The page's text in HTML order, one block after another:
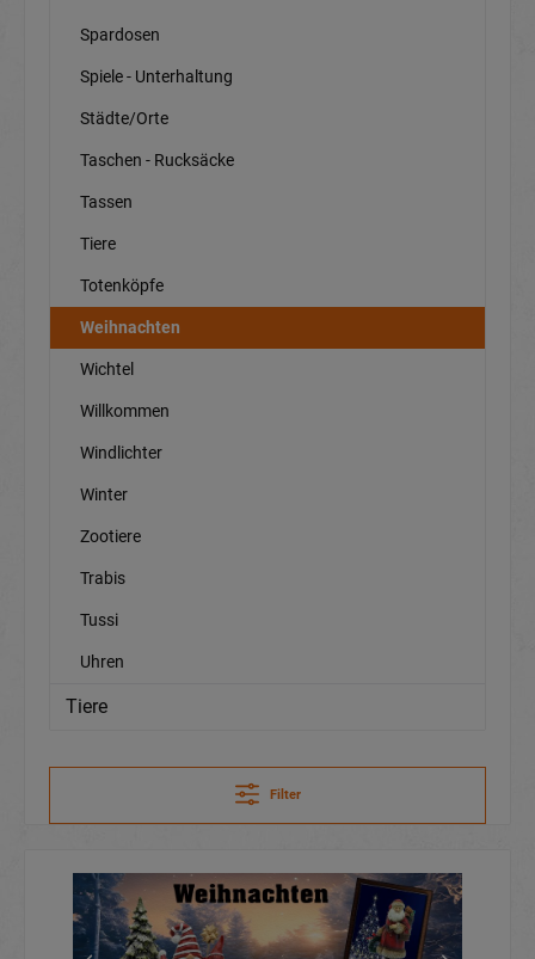
Spardosen
Spiele - Unterhaltung
Städte/Orte
Taschen - Rucksäcke
Tassen
Tiere
Totenköpfe
Weihnachten
Wichtel
Willkommen
Windlichter
Winter
Zootiere
Trabis
Tussi
Uhren
Tiere
Filter